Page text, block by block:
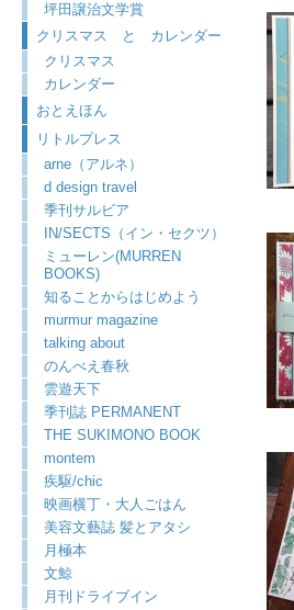
坪田譲治文学賞
クリスマス と カレンダー
クリスマス
カレンダー
おとえほん
リトルプレス
arne（アルネ）
d design travel
季刊サルビア
IN/SECTS（イン・セクツ）
ミューレン(MURREN
BOOKS)
知ることからはじめよう
murmur magazine
talking about
のんべえ春秋
雲遊天下
季刊誌 PERMANENT
THE SUKIMONO BOOK
montem
疾駆/chic
映画横丁・大人ごはん
美容文藝誌 髪とアタシ
月極本
文鯨
月刊ドライブイン